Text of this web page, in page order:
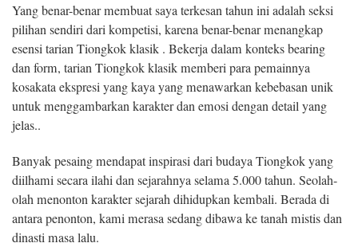
Yang benar-benar membuat saya terkesan tahun ini adalah seksi
pilihan sendiri dari kompetisi, karena benar-benar menangkap
esensi tarian Tiongkok klasik . Bekerja dalam konteks bearing
dan form, tarian Tiongkok klasik memberi para pemainnya
kosakata ekspresi yang kaya yang menawarkan kebebasan unik
untuk menggambarkan karakter dan emosi dengan detail yang
jelas..
Banyak pesaing mendapat inspirasi dari budaya Tiongkok yang
diilhami secara ilahi dan sejarahnya selama 5.000 tahun. Seolah-
olah menonton karakter sejarah dihidupkan kembali. Berada di
antara penonton, kami merasa sedang dibawa ke tanah mistis dan
dinasti masa lalu.